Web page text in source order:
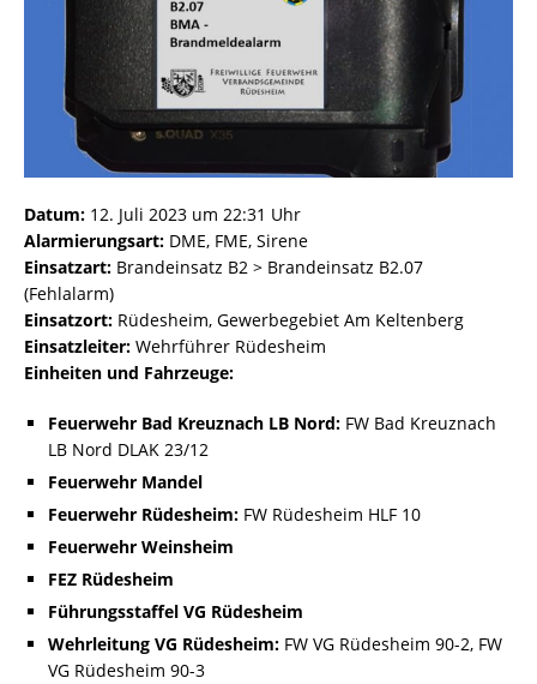
Datum: 12. Juli 2023 um 22:31 Uhr
Alarmierungsart: DME, FME, Sirene
Einsatzart: Brandeinsatz B2 > Brandeinsatz B2.07
(Fehlalarm)
Einsatzort: Rüdesheim, Gewerbegebiet Am Keltenberg
Einsatzleiter: Wehrführer Rüdesheim
Einheiten und Fahrzeuge:
Feuerwehr Bad Kreuznach LB Nord: FW Bad Kreuznach
LB Nord DLAK 23/12
Feuerwehr Mandel
Feuerwehr Rüdesheim: FW Rüdesheim HLF 10
Feuerwehr Weinsheim
FEZ Rüdesheim
Führungsstaffel VG Rüdesheim
Wehrleitung VG Rüdesheim: FW VG Rüdesheim 90-2, FW
VG Rüdesheim 90-3